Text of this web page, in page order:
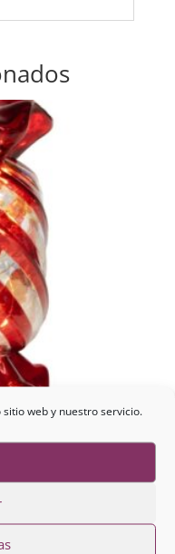
web y nuestro servicio.